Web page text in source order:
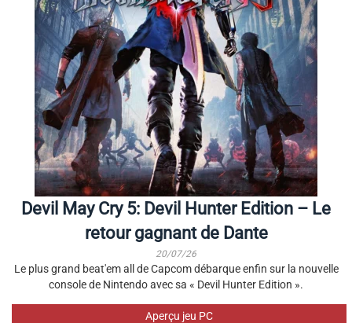
Devil May Cry 5: Devil Hunter Edition – Le
retour gagnant de Dante
20/07/26
Le plus grand beat'em all de Capcom débarque enfin sur la nouvelle
console de Nintendo avec sa « Devil Hunter Edition ».
Aperçu jeu PC